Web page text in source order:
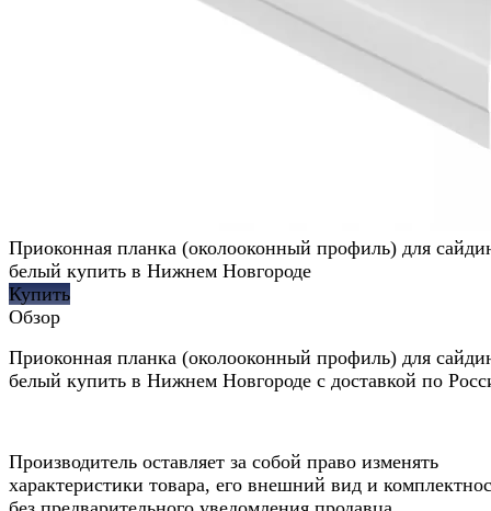
Приоконная планка (околооконный профиль) для
белый купить в Нижнем Новгороде
Купить
Обзор
Приоконная планка (околооконный профиль) для
белый купить в Нижнем Новгороде с доставкой по
Производитель оставляет за собой право изменять
характеристики товара, его внешний вид и